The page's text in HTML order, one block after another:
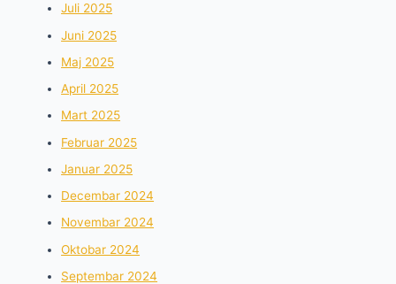
Juli 2025
Juni 2025
Maj 2025
April 2025
Mart 2025
Februar 2025
Januar 2025
Decembar 2024
Novembar 2024
Oktobar 2024
Septembar 2024